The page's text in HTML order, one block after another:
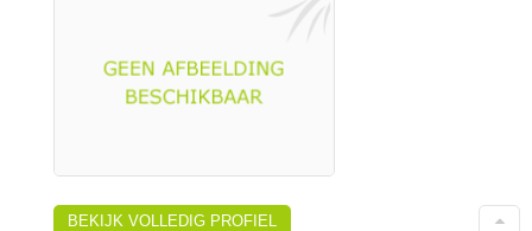
BEKIJK VOLLEDIG PROFIEL